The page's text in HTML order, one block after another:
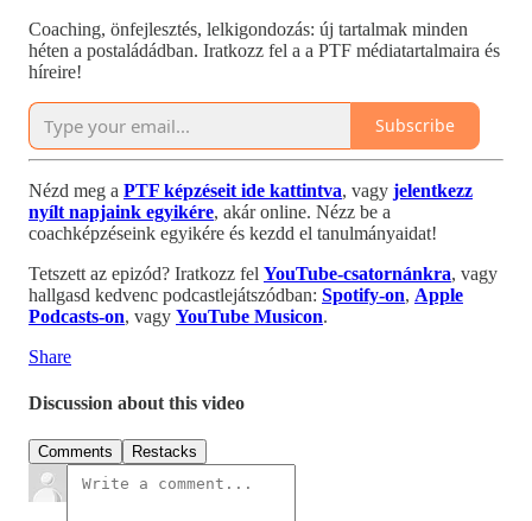
Coaching, önfejlesztés, lelkigondozás: új tartalmak minden
héten a postaládádban. Iratkozz fel a a PTF médiatartalmaira és
híreire!
Subscribe
Nézd meg a PTF képzéseit ide kattintva, vagy jelentkezz
nyílt napjaink egyikére, akár online. Nézz be a
coachképzéseink egyikére és kezdd el tanulmányaidat!
Tetszett az epizód? Iratkozz fel YouTube-csatornánkra, vagy
hallgasd kedvenc podcastlejátszódban: Spotify-on, Apple
Podcasts-on, vagy YouTube Musicon.
Share
Discussion about this video
Comments Restacks